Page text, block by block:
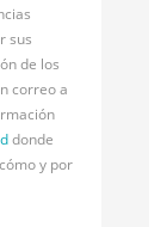
sus
de los
correo a
donde
y por